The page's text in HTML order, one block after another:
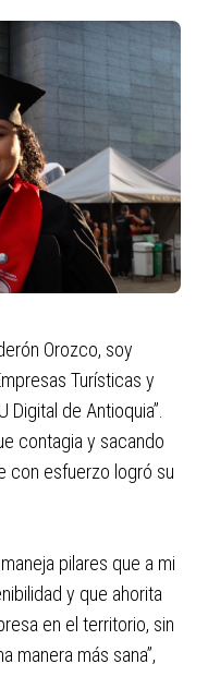
Orozco, soy
Turísticas y
de Antioquia”.
contagia y sacando
con esfuerzo logró su
pilares que a mi
y que ahorita
en el territorio, sin
manera más sana”,